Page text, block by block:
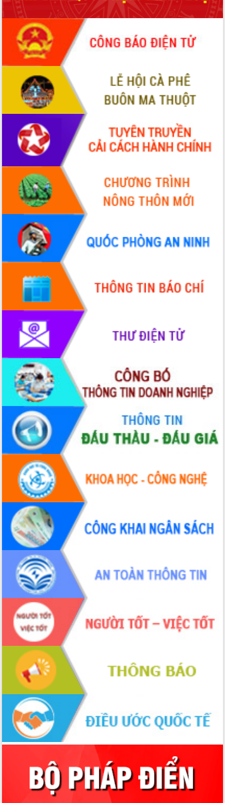
đai
Ứng dụng sinh trắc học - Bước tiến
trong hành trình chuyển đổi số tại Đắk
Lắk
Đắk Lắk nâng cao hiệu quả công tác
Đảng từ Sổ tay đảng viên điện tử
Đắk Lắk đẩy mạnh nuôi biển công
nghệ, hướng tới phát triển thủy sản
bền vững
Tập huấn nâng cao năng lực triển khai
chuyển đổi số cho cán bộ, công chức
cấp xã
Đắk Lắk phát động hưởng ứng Ngày
Quyền của người tiêu dùng Việt Nam
2026
Đẩy mạnh cải cách hành chính, quyết
tâm đạt được mục tiêu tăng trưởng
hai con số trong năm 2026
Tổ chức trang trọng Lễ hội Đền thờ
Lương Văn Chánh năm 2026
Phó Bí thư Tỉnh ủy Đắk Lắk Đỗ Hữu
Huy giữ chức Bí thư Đảng ủy Ủy Ban
Nhân dân tỉnh
Bệnh án điện tử thúc đẩy chuyển đổi
số y tế tại Đắk Lắk
Chuyển đổi số thư viện: Mở rộng
không gian tri thức trong thời đại số
Đánh giá, rút kinh nghiệm công tác tổ
chức diễn tập trước ngày bầu cử
Chương trình “Gặp gỡ hữu nghị –
Friendship Meeting New Year 2026”
Bầu cử Quốc hội và HĐND: Cử tri Đắk
Lắk gửi gắm niềm tin, kỳ vọng vào lá
phiếu
Đắk Lắk sẵn sàng các điều kiện cho
Ngày hội bầu cử đại biểu Quốc hội
khóa XVI và HĐND các cấp nhiệm kỳ
2026-2031
Đảm bảo cuộc bầu cử đại biểu Quốc
hội và đại biểu HĐND các cấp diễn ra
an toàn, hiệu quả, đúng quy định
Thủ tướng Chính phủ Phạm Minh Chính
kiểm tra, chỉ đạo hoàn thành các dự
án cao tốc và thăm khu tái định cư tại
Đắk Lắk
Sôi nổi Hội đua ngựa truyền thống Gò
Thì Thùng mừng Xuân Bính Ngọ 2026
Lãnh đạo tỉnh dâng hương tưởng niệm
tại Đập Đồng Cam đầu Xuân Bính Ngọ
Ngành nông nghiệp phấn đấu tăng
trưởng đạt 5,86% trong năm 2026
UBND tỉnh Đắk Lắk triển khai công tác
quốc phòng, quân sự địa phương năm
Đắk Lắk tập trung toàn lực khắc phục
tồn tại IUU, sẵn sàng làm việc với
Đoàn thanh tra EC
Chủ tịch UBND tỉnh Tạ Anh Tuấn thăm,
chúc mừng các bệnh viện nhân Ngày
Thầy thuốc Việt Nam
Rộn ràng lễ hội truyền thống Sông
nước Đà Nông lần thứ I năm 2026
Kỳ họp Chuyên đề lần thứ Năm, HĐND
tỉnh Đắk Lắk thông qua các nghị quyết
quan trọng
Thống nhất danh sách giới thiệu ứng
cử đại biểu Quốc hội khoá XVI và đại
biểu HĐND tỉnh Đắk Lắk, nhiệm kỳ
Phát động hai phong trào thi đua quan
trọng trong kỷ nguyên mới
Hội nghị lần thứ tư Ban Chỉ đạo công